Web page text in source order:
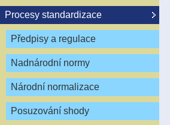
Procesy standardizace
Předpisy a regulace
Nadnárodní normy
Národní normalizace
Posuzování shody